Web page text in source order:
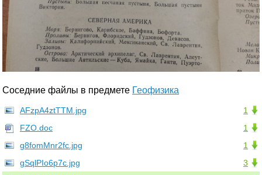
Соседние файлы в предмете Геофизика
1
AFzpA4ztTTM.jpg
1
FZO.doc
1
g8fomMnr2fc.jpg
3
gSqlPIo6p7c.jpg